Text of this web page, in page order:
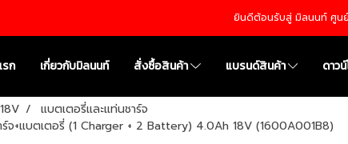
ยินดีต้อนรับสู่ มิลนนท์ ศูน
รก เกี่ยวกับมิลนนท์ สั่งซื้อสินค้า แบรนด์สินค้า ดาว
แบตเตอรี่และแท่นชาร์จ
+แบตเตอรี่ (1 Charger + 2 Battery) 4.0Ah 18V (1600A001B8)